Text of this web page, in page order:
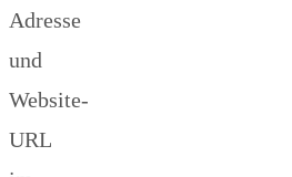
Adresse
und
Website-
URL